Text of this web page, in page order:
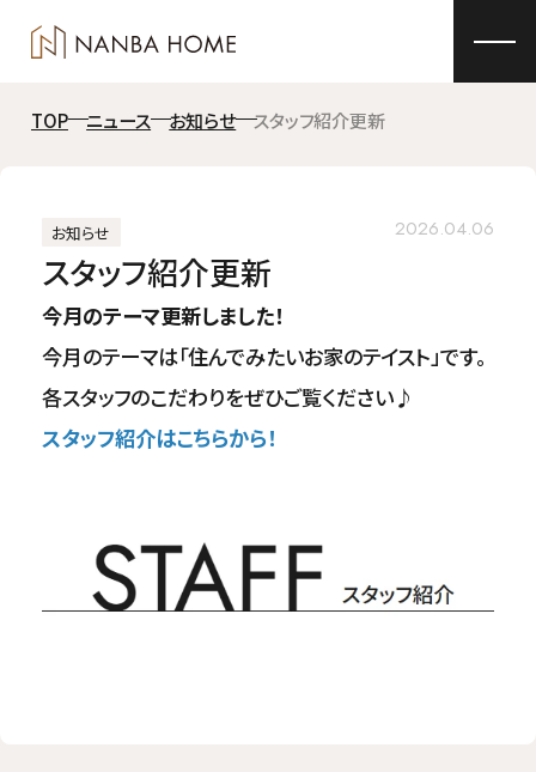
TOP ニュース お知らせ スタッフ紹介更新
お知らせ 2026.04.06
スタッフ紹介更新
今月のテーマ更新しました！
今月のテーマは「住んでみたいお家のテイスト」です。
各スタッフのこだわりをぜひご覧ください♪
スタッフ紹介はこちらから！